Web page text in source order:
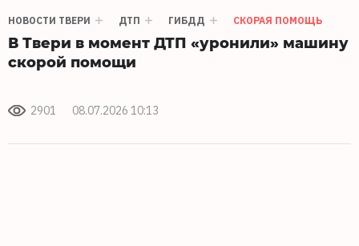
НОВОСТИ ТВЕРИ ДТП ГИБДД СКОРАЯ ПОМОЩЬ
В Твери в момент ДТП «уронили» машину
скорой помощи
2901 08.07.2026 10:13